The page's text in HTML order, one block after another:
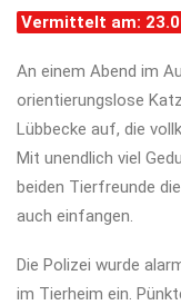
Vermittelt am:
An einem Abend im
orientierungslose
Lübbecke auf, die
Mit unendlich viel
beiden Tierfreunde
auch einfangen.
Die Polizei wurde
im Tierheim ein.